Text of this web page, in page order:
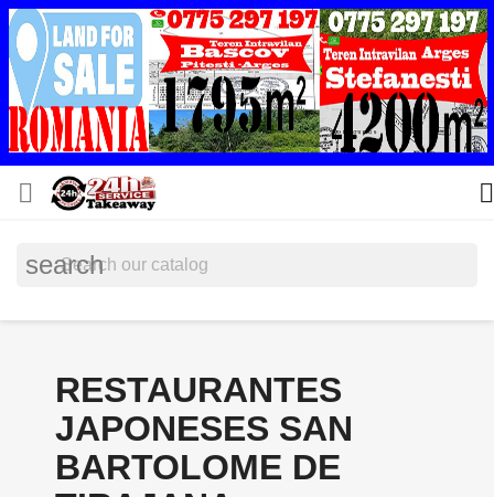
 
search
RESTAURANTES
JAPONESES SAN
BARTOLOME DE